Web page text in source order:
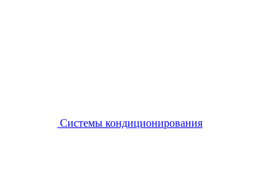
Системы кондиционирования